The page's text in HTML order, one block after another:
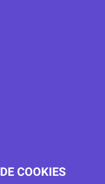
COOKIES